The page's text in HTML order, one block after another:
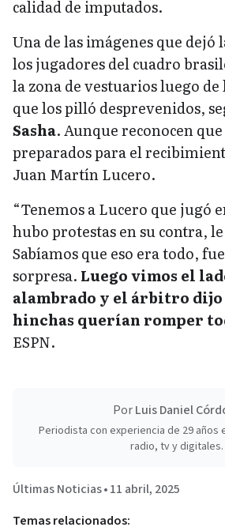
calidad de imputados.
Una de las imágenes que dejó
los jugadores del cuadro
la zona de vestuarios luego
que los pilló desprevenidos,
Sasha. Aunque reconocen
preparados para el
Juan Martín Lucero.
“Tenemos a Lucero que jugó
hubo protestas en su contra,
Sabíamos que eso era todo,
sorpresa. Luego vimos el
alambrado y el árbitro dijo
hinchas querían romper
ESPN.
PorLuis Daniel
Periodista con experiencia de 29 años
radio, tv y digitales.
Últimas Noticias•11 abril, 2025
Temas relacionados: